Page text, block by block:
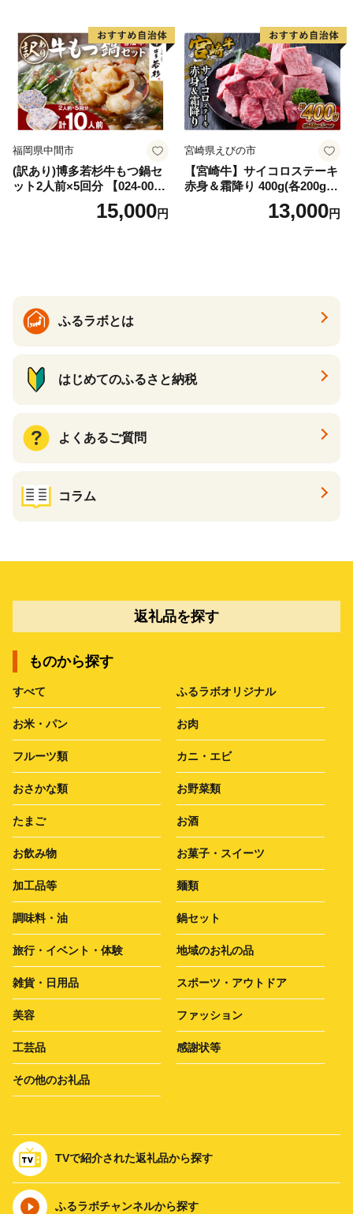
福岡県中間市
(訳あり)博多若杉牛もつ鍋セ
ット2人前×5回分 【024-002
15,000円
宮崎県えびの市
【宮崎牛】サイコロステーキ
赤身＆霜降り 400g(各200g×
１P 計2P) 真空パック 冷凍
13,000円
ふるラボとは
はじめてのふるさと納税
よくあるご質問
コラム
返礼品を探す
ものから探す
すべて ふるラボオリジナル
お米・パン お肉
フルーツ類 カニ・エビ
おさかな類 お野菜類
たまご お酒
お飲み物 お菓子・スイーツ
加工品等 麺類
調味料・油 鍋セット
旅行・イベント・体験 地域のお礼の品
雑貨・日用品 スポーツ・アウトドア
美容 ファッション
工芸品 感謝状等
その他のお礼品
TVで紹介された返礼品から探す
ふるラボチャンネルから探す